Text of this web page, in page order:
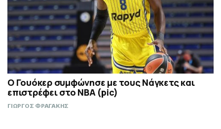
Ο Γουόκερ συμφώνησε με τους Νάγκετς και
επιστρέφει στο NBA (pic)
ΓΙΩΡΓΟΣ ΦΡΑΓΑΚΗΣ